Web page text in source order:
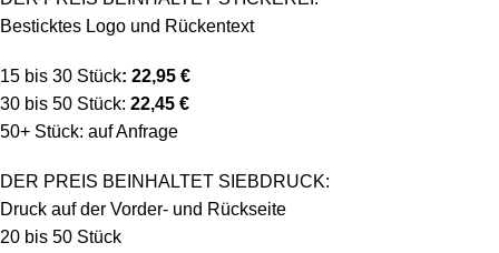
Besticktes Logo und Rückentext
15 bis 30 Stück: 22,95 €
30 bis 50 Stück: 22,45 €
50+ Stück: auf Anfrage
DER PREIS BEINHALTET SIEBDRUCK:
Druck auf der Vorder- und Rückseite
20 bis 50 Stück